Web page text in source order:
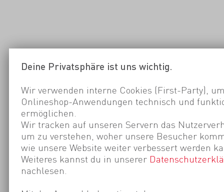
Deine Privatsphäre ist uns wichtig.
Wir verwenden interne Cookies (First-Party),
Onlineshop-Anwendungen technisch und
ermöglichen.
Wir tracken auf unseren Servern das
um zu verstehen, woher unsere Besucher
wie unsere Website weiter verbessert werden
Weiteres kannst du in unserer
nachlesen.